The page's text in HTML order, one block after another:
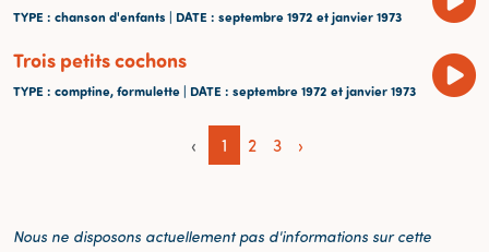
TYPE : chanson d'enfants | DATE : septembre 1972 et janvier 1973
Trois petits cochons
TYPE : comptine, formulette | DATE : septembre 1972 et janvier 1973
‹ 1 2 3 ›
Nous ne disposons actuellement pas d'informations sur cette